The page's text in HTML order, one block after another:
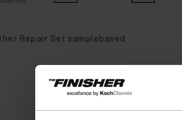
Repair Set samplebased